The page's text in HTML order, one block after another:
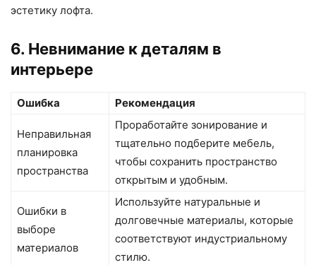
эстетику лофта.
6. Невнимание к деталям в
интерьере
Ошибка Рекомендация
Неправильная
планировка
пространства
Проработайте зонирование и
тщательно подберите мебель,
чтобы сохранить пространство
открытым и удобным.
Ошибки в
выборе
материалов
Используйте натуральные и
долговечные материалы, которые
соответствуют индустриальному
стилю.